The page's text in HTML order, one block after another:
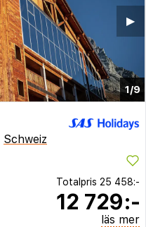
1/9
▶︎
Schweiz
Totalpris 25 458:-
12 729:-
läs mer